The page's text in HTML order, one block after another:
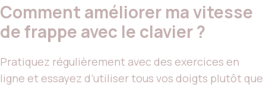
Comment améliorer ma vitesse
de frappe avec le clavier ?
Pratiquez régulièrement avec des exercices en
ligne et essayez d’utiliser tous vos doigts plutôt que